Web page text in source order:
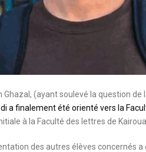
Ghazal, (ayant soulevé la question
a finalement été orienté vers la
à la Faculté des lettres de
des autres élèves concernés